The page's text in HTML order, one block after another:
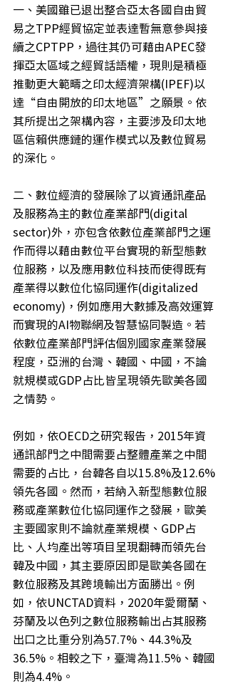
一、美國雖已退出整合亞太各國自由貿
易之TPP經貿協定並表達暫無意參與接
續之CPTPP，過往其仍可藉由APEC發
揮亞太區域之經貿話語權，現則是積極
推動更大範疇之印太經濟架構(IPEF)以
達“自由開放的印太地區”之願景。依
其所提出之架構內容，主要涉及印太地
區信賴供應鏈的運作模式以及數位貿易
的深化。
二、數位經濟的發展除了以資通訊產品
及服務為主的數位產業部門(digital
sector)外，亦包含依數位產業部門之運
作而得以藉由數位平台實現的新型態數
位服務，以及應用數位科技而使得既有
產業得以數位化協同運作(digitalized
economy)，例如應用大數據及高效運算
而實現的AI物聯網及智慧協同製造。若
依數位產業部門評估個別國家產業發展
程度，亞洲的台灣、韓國、中國，不論
就規模或GDP占比皆呈現領先歐美各國
之情勢。
例如，依OECD之研究報告，2015年資
通訊部門之中間需要占整體產業之中間
需要的占比，台韓各自以15.8%及12.6%
領先各國。然而，若納入新型態數位服
務或產業數位化協同運作之發展，歐美
主要國家則不論就產業規模、GDP占
比、人均產出等項目呈現翻轉而領先台
韓及中國，其主要原因即是歐美各國在
數位服務及其跨境輸出方面勝出。例
如，依UNCTAD資料，2020年愛爾蘭、
芬蘭及以色列之數位服務輸出占其服務
出口之比重分別為57.7%、44.3%及
36.5%。相較之下，臺灣為11.5%、韓國
則為4.4%。